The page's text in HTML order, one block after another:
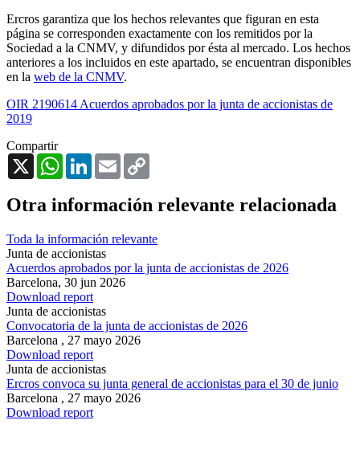
Ercros garantiza que los hechos relevantes que figuran en esta
página se corresponden exactamente con los remitidos por la
Sociedad a la CNMV, y difundidos por ésta al mercado. Los hechos
anteriores a los incluidos en este apartado, se encuentran disponibles
en la web de la CNMV.
OIR 2190614 Acuerdos aprobados por la junta de accionistas de
2019
Compartir
X
WhatsAppLinkedInEmail
Otra información relevante relacionada
Toda la información relevante
Junta de accionistas
Acuerdos aprobados por la junta de accionistas de 2026
Barcelona, 30 jun 2026
Download report
Junta de accionistas
Convocatoria de la junta de accionistas de 2026
Barcelona , 27 mayo 2026
Download report
Junta de accionistas
Ercros convoca su junta general de accionistas para el 30 de junio
Barcelona , 27 mayo 2026
Download report